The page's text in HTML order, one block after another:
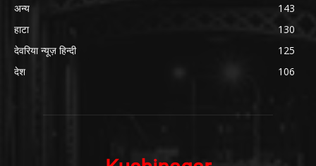
अन्य
143
हाटा
130
देवरिया न्यूज़ हिन्दी
125
देश
106